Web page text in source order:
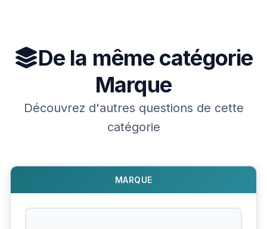
De la même catégorie
Marque
Découvrez d'autres questions de cette
catégorie
MARQUE